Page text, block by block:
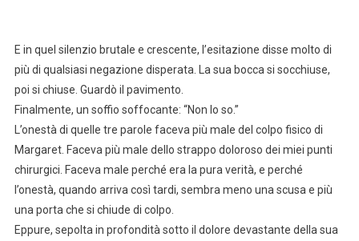
E in quel silenzio brutale e crescente, l’esitazione disse molto di
più di qualsiasi negazione disperata. La sua bocca si socchiuse,
poi si chiuse. Guardò il pavimento.
Finalmente, un soffio soffocante: “Non lo so.”
L’onestà di quelle tre parole faceva più male del colpo fisico di
Margaret. Faceva più male dello strappo doloroso dei miei punti
chirurgici. Faceva male perché era la pura verità, e perché
l’onestà, quando arriva così tardi, sembra meno una scusa e più
una porta che si chiude di colpo.
Eppure, sepolta in profondità sotto il dolore devastante della sua